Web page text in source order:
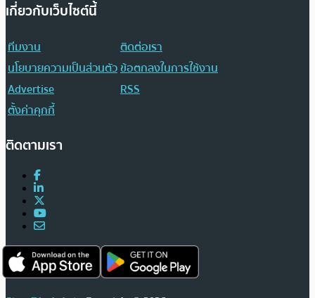
เกี่ยวกับเว็บไซต์นี้
ทีมงาน
ติดต่อเรา
นโยบายความเป็นส่วนตัวข้อตกลงในการใช้งาน
Advertise
RSS
ตั้งค่าคุกกี้
ติดตามเรา